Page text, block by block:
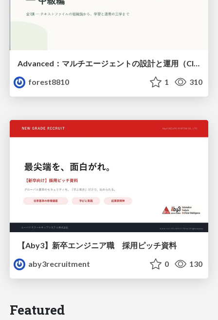
Advanced：マルチエージェントの設計と運用（Claude Code）
forest8810
1 310
【Aby3】新卒エンジニア職 採用ピッチ資料
aby3recruitment
0 130
Featured